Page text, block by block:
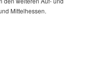
Mittelhessen.